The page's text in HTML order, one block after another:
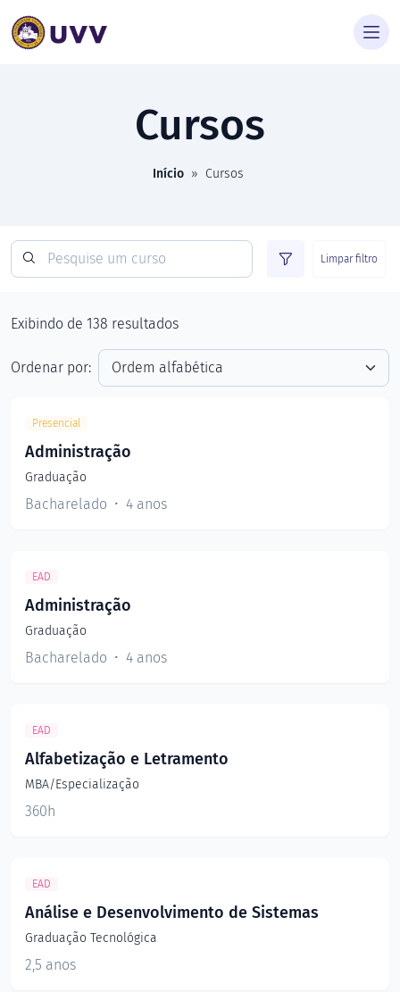
Cursos
Início » Cursos
Limpar filtro
Exibindo de 138 resultados
Ordenar por:
Presencial
Administração
Graduação
Bacharelado 4 anos
EAD
Administração
Graduação
Bacharelado 4 anos
EAD
Alfabetização e Letramento
MBA/Especialização
360h
EAD
Análise e Desenvolvimento de Sistemas
Graduação Tecnológica
2,5 anos